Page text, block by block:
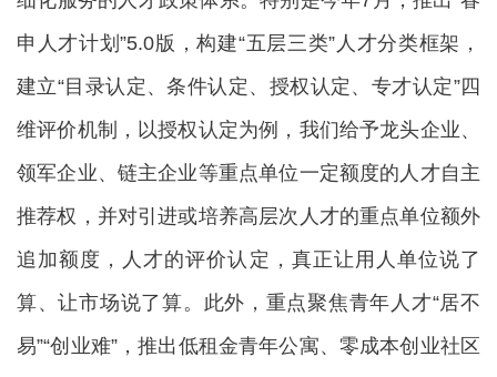
申人才计划”5.0版，构建“五层三类”人才分类框架，
建立“目录认定、条件认定、授权认定、专才认定”四
维评价机制，以授权认定为例，我们给予龙头企业、
领军企业、链主企业等重点单位一定额度的人才自主
推荐权，并对引进或培养高层次人才的重点单位额外
追加额度，人才的评价认定，真正让用人单位说了
算、让市场说了算。此外，重点聚焦青年人才“居不
易”“创业难”，推出低租金青年公寓、零成本创业社区